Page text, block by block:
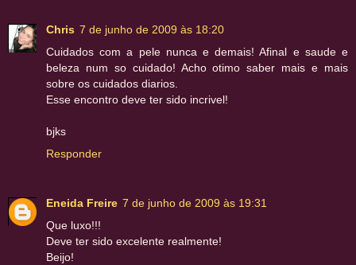
Chris 7 de junho de 2009 às 18:20
Cuidados com a pele nunca e demais! Afinal e saude e
beleza num so cuidado! Acho otimo saber mais e mais
sobre os cuidados diarios.
Esse encontro deve ter sido incrivel!
bjks
Responder
Eneida Freire 7 de junho de 2009 às 19:31
Que luxo!!!
Deve ter sido excelente realmente!
Beijo!